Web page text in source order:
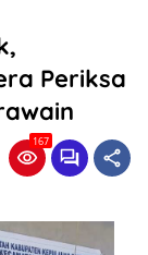
Periksa
167